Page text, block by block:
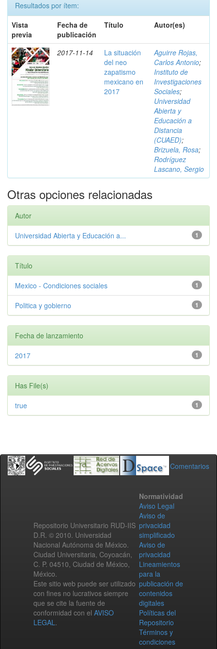
Resultados por ítem:
Vista
previa
Fecha de
publicación
Título Autor(es)
2017-11-14
La situación
del neo
zapatismo
mexicano en
2017
Aguirre Rojas,
Carlos Antonio;
Instituto de
Investigaciones
Sociales;
Universidad
Abierta y
Educación a
Distancia
(CUAED);
Brizuela, Rosa;
Rodríguez
Lascano, Sergio
Otras opciones relacionadas
Autor
1
Universidad Abierta y Educación a...
Título
1
Mexico - Condiciones sociales
1
Politica y gobierno
Fecha de lanzamiento
1
2017
Has File(s)
1
true
Comentarios
Repositorio Universitario RUD-IIS
D.R. © 2010. Universidad
Nacional Autónoma de México.
Ciudad Universitaria, Coyoacán,
C. P. 04510, Ciudad de México,
México.
Este sitio web puede ser utilizado
con fines no lucrativos siempre
que se cite la fuente de
conformidad con el AVISO
LEGAL.
Normatividad
Aviso Legal
Aviso de
privacidad
simplificado
Aviso de
privacidad
Lineamientos
para la
publicación de
contenidos
digitales
Políticas del
Repositorio
Términos y
condiciones